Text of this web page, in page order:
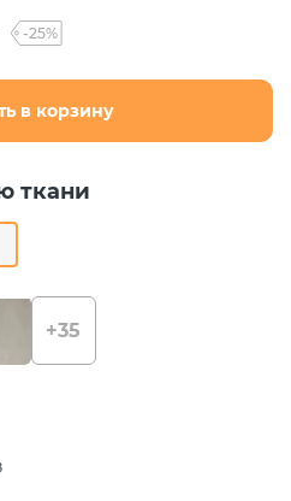
-25%
в корзину
ткани
+35